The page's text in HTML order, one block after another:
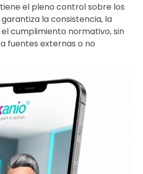
el pleno control sobre los
la consistencia, la
cumplimiento normativo, sin
fuentes externas o no